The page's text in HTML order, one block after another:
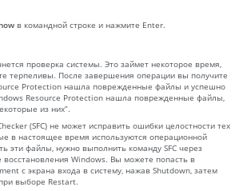
в командной строке и нажмите Enter.
проверка системы. Это займет некоторое время,
терпеливы. После завершения операции вы получите
Protection нашла поврежденные файлы и успешно
Resource Protection нашла поврежденные файлы,
из них”.
(SFC) не может исправить ошибки целостности тех
в настоящее время используются операционной
эти файлы, нужно выполнить команду SFC через
восстановления Windows. Вы можете попасть в
с экрана входа в систему, нажав Shutdown, затем
выборе Restart.